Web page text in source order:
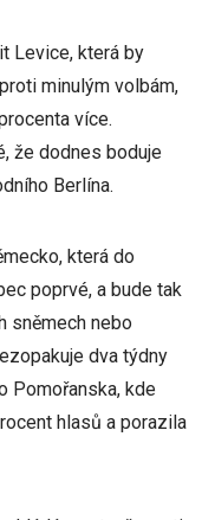
Levice, která by
minulým volbám,
více.
že dodnes boduje
Berlína.
která do
poprvé, a bude tak
sněmech nebo
dva týdny
Pomořanska, kde
hlasů a porazila